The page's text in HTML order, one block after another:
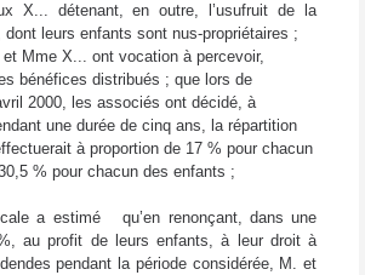
X... détenant, en outre, l’usufruit de la
leurs enfants sont nus-propriétaires ;
Mme X... ont vocation à percevoir,
bénéfices distribués ; que lors de
2000, les associés ont décidé, à
une durée de cinq ans, la répartition
à proportion de 17 % pour chacun
% pour chacun des enfants ;
a estimé
qu’en renonçant, dans une
au profit de leurs enfants, à leur droit à
pendant la période considérée, M. et